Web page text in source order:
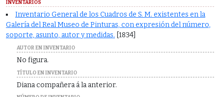
INVENTARIOS
Inventario General de los Cuadros de S. M. existentes en la
Galería del Real Museo de Pinturas, con expresión del número,
soporte, asunto, autor y medidas. [1834]
AUTOR EN INVENTARIO
No figura.
TÍTULO EN INVENTARIO
Diana compañera á la anterior.